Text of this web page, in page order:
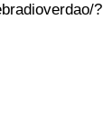
?